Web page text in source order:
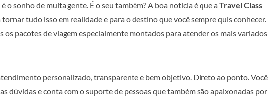
é o sonho de muita gente. É o seu também? A boa notícia é que aTravel Class
tornar tudo isso em realidade e para o destino que você sempre quis conhecer.
os pacotes de viagem especialmente montados para atender os mais variados
personalizado, transparente e bem objetivo. Direto ao ponto. Você
dúvidas e conta com o suporte de pessoas que também são apaixonadas por